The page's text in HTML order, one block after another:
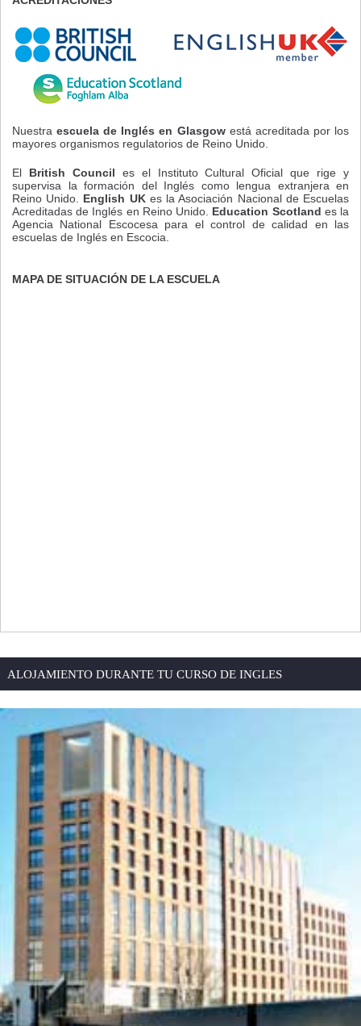
Nuestraescuela de Inglés en Glasgowestá acreditada por los
mayores organismos regulatorios de Reino Unido.
El British Council es el Instituto Cultural Oficial que rige y
supervisa la formación del Inglés como lengua extranjera en
Reino Unido. English UKes la Asociación Nacional de Escuelas
Acreditadas de Inglés en Reino Unido. Education Scotland es la
Agencia National Escocesa para el control de calidad en las
escuelas de Inglés en Escocia.
MAPA DE SITUACIÓN DE LA ESCUELA
ALOJAMIENTO DURANTE TU CURSO DE INGLES